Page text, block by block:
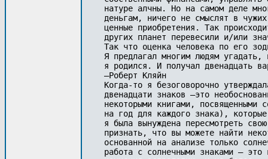
натуре алчны. Но на самом деле
деньгам, ничего не смыслят в
ценные приобретения. Так
других планет перевесили и/или
Так что оценка человека по его
Я предлагал многим людям
я родился. И получал двенадцать
—Роберт Кляйн
Когда-то я безоговорочно
двенадцати знаков —это
некоторыми книгами,
на год для каждого знака),
я была вынуждена пересмотреть
признать, что вы можете найти
основанной на анализе только
работа с солнечными знаками —